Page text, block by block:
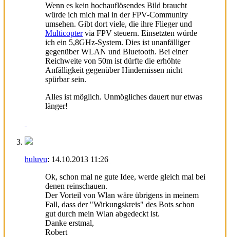
Wenn es kein hochauflösendes Bild braucht
würde ich mich mal in der FPV-Community
umsehen. Gibt dort viele, die ihre Flieger und
Multicoptervia FPV steuern. Einsetzten würde
ich ein 5,8GHz-System. Dies ist unanfälliger
gegenüber WLAN und Bluetooth. Bei einer
Reichweite von 50m ist dürfte die erhöhte
Anfälligkeit gegenüber Hindernissen nicht
spürbar sein.
Alles ist möglich. Unmögliches dauert nur etwas
länger!
huluvu: 14.10.2013 11:26
Ok, schon mal ne gute Idee, werde gleich mal bei
denen reinschauen.
Der Vorteil von Wlan wäre übrigens in meinem
Fall, dass der "Wirkungskreis" des Bots schon
gut durch mein Wlan abgedeckt ist.
Danke erstmal,
Robert